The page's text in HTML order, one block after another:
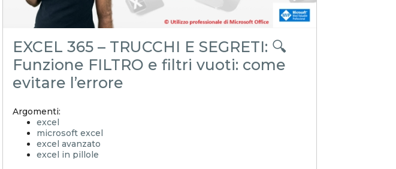
EXCEL 365 – TRUCCHI E SEGRETI: 🔍
Funzione FILTRO e filtri vuoti: come
evitare l’errore
Argomenti:
excel
microsoft excel
excel avanzato
excel in pillole